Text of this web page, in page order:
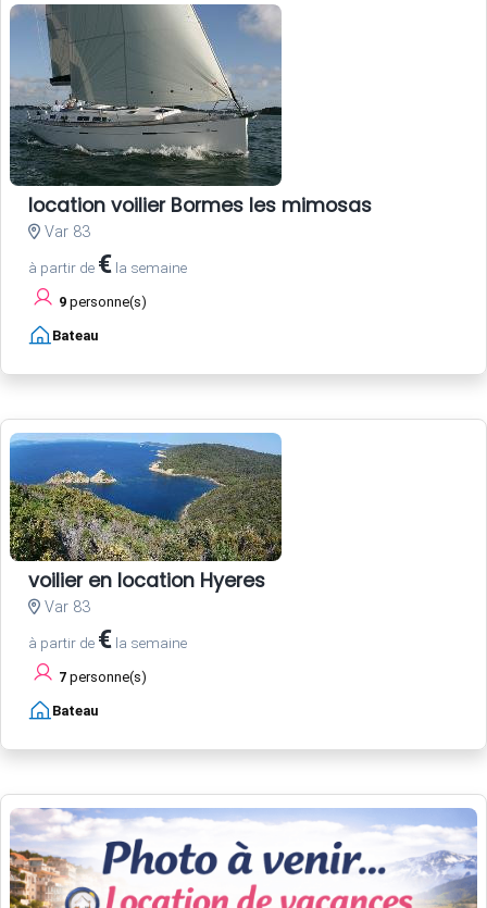
location voilier Bormes les mimosas
Var 83
à partir de € la semaine
9 personne(s)
Bateau
voilier en location Hyeres
Var 83
à partir de € la semaine
7 personne(s)
Bateau